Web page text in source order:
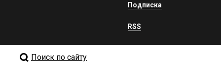
Подписка
RSS
Поиск по сайту